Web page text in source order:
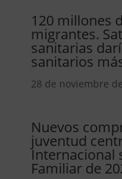
120 millones
migrantes.
sanitarias
sanitarios
28 de noviembre
Nuevos
juventud
Internacional
Familiar de